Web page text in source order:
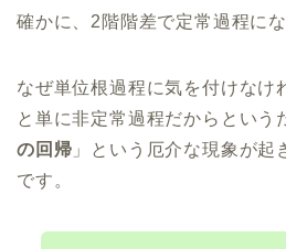
確かに、2階階差で定常過程にな
なぜ単位根過程に気を付けなけ
と単に非定常過程だからという
の回帰 」という厄介な現象が起
です。